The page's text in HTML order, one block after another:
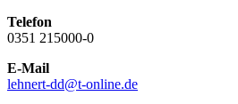
Telefon
0351 215000-0
E-Mail
lehnert-dd@t-online.de